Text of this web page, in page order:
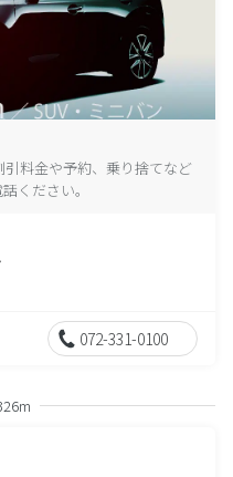
料金や予約、乗り捨てなど
ください。
072-331-0100